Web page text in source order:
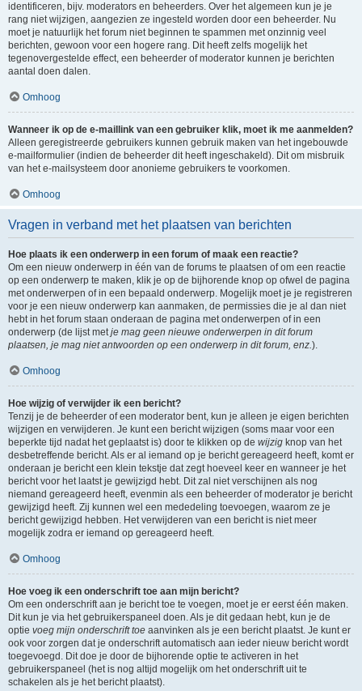
identificeren, bijv. moderators en beheerders. Over het algemeen kun je je
rang niet wijzigen, aangezien ze ingesteld worden door een beheerder. Nu
moet je natuurlijk het forum niet beginnen te spammen met onzinnig veel
berichten, gewoon voor een hogere rang. Dit heeft zelfs mogelijk het
tegenovergestelde effect, een beheerder of moderator kunnen je berichten
aantal doen dalen.
Omhoog
Wanneer ik op de e-maillink van een gebruiker klik, moet ik me aanmelden?
Alleen geregistreerde gebruikers kunnen gebruik maken van het ingebouwde
e-mailformulier (indien de beheerder dit heeft ingeschakeld). Dit om misbruik
van het e-mailsysteem door anonieme gebruikers te voorkomen.
Omhoog
Vragen in verband met het plaatsen van berichten
Hoe plaats ik een onderwerp in een forum of maak een reactie?
Om een nieuw onderwerp in één van de forums te plaatsen of om een reactie
op een onderwerp te maken, klik je op de bijhorende knop op ofwel de pagina
met onderwerpen of in een bepaald onderwerp. Mogelijk moet je je registreren
voor je een nieuw onderwerp kan aanmaken, de permissies die je al dan niet
hebt in het forum staan onderaan de pagina met onderwerpen of in een
onderwerp (de lijst metje mag geen nieuwe onderwerpen in dit forum
plaatsen, je mag niet antwoorden op een onderwerp in dit forum, enz.).
Omhoog
Hoe wijzig of verwijder ik een bericht?
Tenzij je de beheerder of een moderator bent, kun je alleen je eigen berichten
wijzigen en verwijderen. Je kunt een bericht wijzigen (soms maar voor een
beperkte tijd nadat het geplaatst is) door te klikken op de wijzig knop van het
desbetreffende bericht. Als er al iemand op je bericht gereageerd heeft, komt er
onderaan je bericht een klein tekstje dat zegt hoeveel keer en wanneer je het
bericht voor het laatst je gewijzigd hebt. Dit zal niet verschijnen als nog
niemand gereageerd heeft, evenmin als een beheerder of moderator je bericht
gewijzigd heeft. Zij kunnen wel een mededeling toevoegen, waarom ze je
bericht gewijzigd hebben. Het verwijderen van een bericht is niet meer
mogelijk zodra er iemand op gereageerd heeft.
Omhoog
Hoe voeg ik een onderschrift toe aan mijn bericht?
Om een onderschrift aan je bericht toe te voegen, moet je er eerst één maken.
Dit kun je via het gebruikerspaneel doen. Als je dit gedaan hebt, kun je de
optie voeg mijn onderschrift toe aanvinken als je een bericht plaatst. Je kunt er
ook voor zorgen dat je onderschrift automatisch aan ieder nieuw bericht wordt
toegevoegd. Dit doe je door de bijhorende optie te activeren in het
gebruikerspaneel (het is nog altijd mogelijk om het onderschrift uit te
schakelen als je het bericht plaatst).